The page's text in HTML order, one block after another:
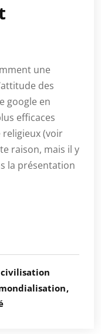
une
des
google en
efficaces
(voir
raison, mais il y
la présentation
civilisation